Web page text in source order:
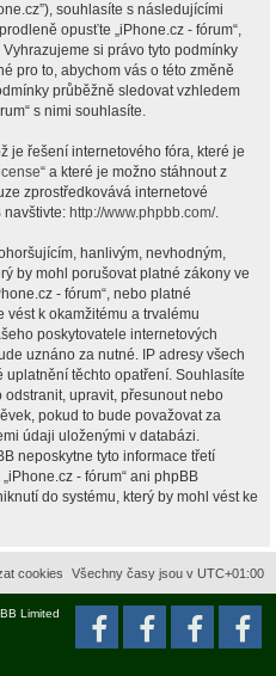
souhlasíte s následujícími
opusťte „iPhone.cz - fórum“,
si právo tyto podmínky
pro to, abychom vás o této změně
průběžně sledovat vzhledem
s nimi souhlasíte.
je řešení internetového fóra, které je
“ a které je možno stáhnout z
zprostředkovává internetové
navštivte: http://www.phpbb.com/.
hanlivým, nevhodným,
by mohl porušovat platné zákony ve
- fórum“, nebo platné
vést k okamžitému a trvalému
poskytovatele internetových
uznáno za nutné. IP adresy všech
těchto opatření. Souhlasíte
odstranit, upravit, přesunout nebo
pokud to bude považovat za
údaji uloženými v databázi.
neposkytne tyto informace třetí
- fórum“ ani phpBB
do systému, který by mohl vést ke
Všechny časy jsou v UTC+01:00
cookies
Limited